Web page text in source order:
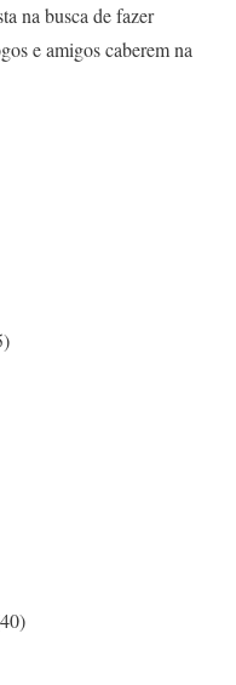
na busca de fazer
e amigos caberem na